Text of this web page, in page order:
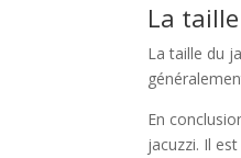
La
La taille du
En
jacuzzi. Il